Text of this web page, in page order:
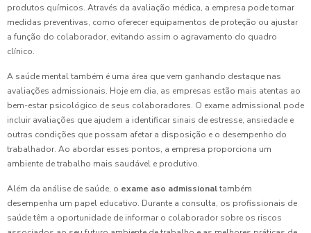
produtos químicos. Através da avaliação médica, a empresa pode tomar
medidas preventivas, como oferecer equipamentos de proteção ou ajustar
a função do colaborador, evitando assim o agravamento do quadro
clínico.
A saúde mental também é uma área que vem ganhando destaque nas
avaliações admissionais. Hoje em dia, as empresas estão mais atentas ao
bem-estar psicológico de seus colaboradores. O exame admissional pode
incluir avaliações que ajudem a identificar sinais de estresse, ansiedade e
outras condições que possam afetar a disposição e o desempenho do
trabalhador. Ao abordar esses pontos, a empresa proporciona um
ambiente de trabalho mais saudável e produtivo.
Além da análise de saúde, o exame aso admissionaltambém
desempenha um papel educativo. Durante a consulta, os profissionais de
saúde têm a oportunidade de informar o colaborador sobre os riscos